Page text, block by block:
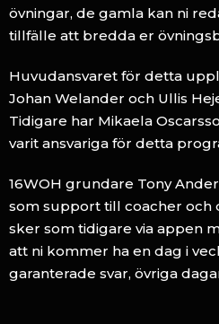
övningar, de gamla kan ni
tillfälle att bredda er
Huvudansvaret för detta
Johan Welander och Ullis
Tidigare har Mikaela
varit ansvariga för detta
16WOH grundare Tony
som support till coacher och
sker som tidigare via appen
att ni kommer ha en dag i
garanterade svar, övriga